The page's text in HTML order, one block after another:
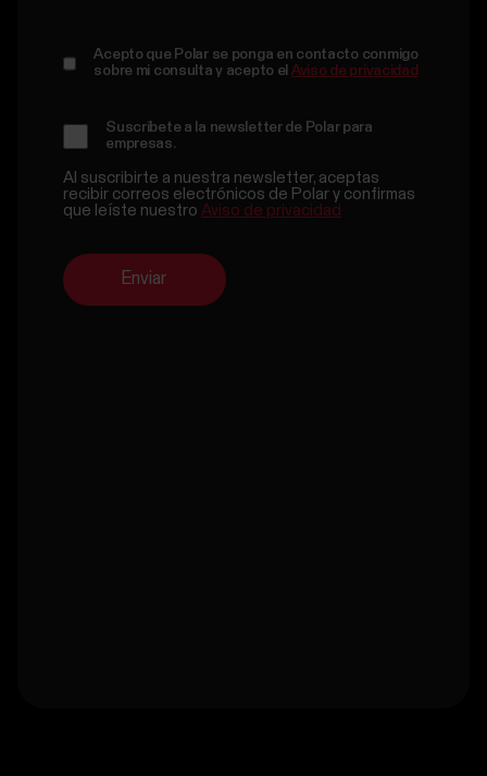
Acepto que Polar se ponga en contacto conmigo
sobre mi consulta y acepto el Aviso de privacidad
Suscríbete a la newsletter de Polar para
empresas.
Al suscribirte a nuestra newsletter, aceptas
recibir correos electrónicos de Polar y confirmas
que leíste nuestro Aviso de privacidad